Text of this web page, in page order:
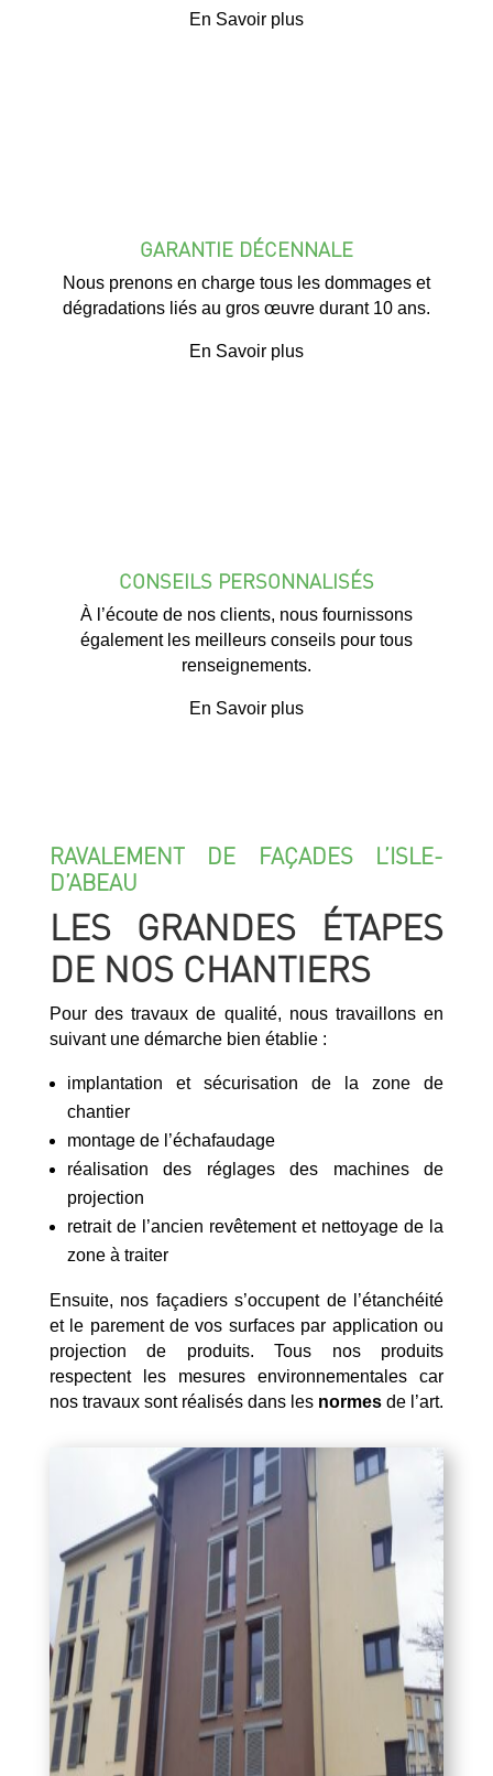
En Savoir plus
GARANTIE DÉCENNALE
Nous prenons en charge tous les dommages et
dégradations liés au gros œuvre durant 10 ans.
En Savoir plus
CONSEILS PERSONNALISÉS
À l’écoute de nos clients, nous fournissons
également les meilleurs conseils pour tous
renseignements.
En Savoir plus
RAVALEMENT DE FAÇADES L’ISLE-
D’ABEAU
LES GRANDES ÉTAPES
DE NOS CHANTIERS
Pour des travaux de qualité, nous travaillons en
suivant une démarche bien établie :
implantation et sécurisation de la zone de
chantier
montage de l’échafaudage
réalisation des réglages des machines de
projection
retrait de l’ancien revêtement et nettoyage de la
zone à traiter
Ensuite, nos façadiers s’occupent de l’étanchéité
et le parement de vos surfaces par application ou
projection de produits. Tous nos produits
respectent les mesures environnementales car
nos travaux sont réalisés dans les normesde l’art.